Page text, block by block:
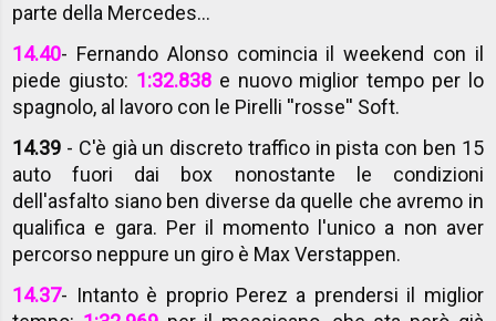
parte della Mercedes...
14.40- Fernando Alonso comincia il weekend con il
piede giusto: 1:32.838e nuovo miglior tempo per lo
spagnolo, al lavoro con le Pirelli ''rosse'' Soft.
14.39 - C'è già un discreto traffico in pista con ben 15
auto fuori dai box nonostante le condizioni
dell'asfalto siano ben diverse da quelle che avremo in
qualifica e gara. Per il momento l'unico a non aver
percorso neppure un giro è Max Verstappen.
14.37- Intanto è proprio Perez a prendersi il miglior